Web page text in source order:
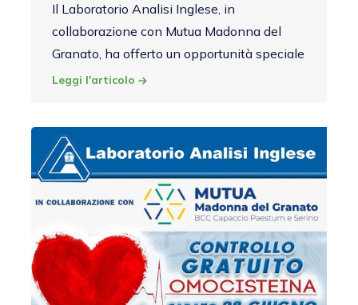
Il Laboratorio Analisi Inglese, in
collaborazione con Mutua Madonna del
Granato, ha offerto un opportunità speciale
Leggi l'articolo